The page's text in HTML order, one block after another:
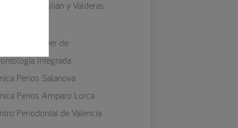
Dental Julián y Valderas
Carrasquer de
Integrada
Perios Salanova
Perios Amparo Lorca
Periodontal de Valencia